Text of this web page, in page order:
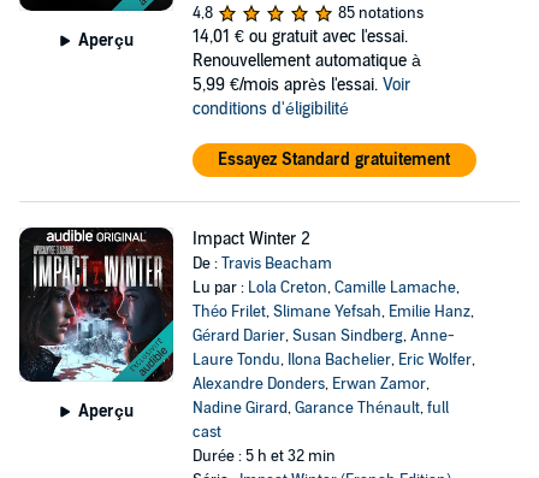
Aperçu
4,8
85 notations
14,01 € ou gratuit avec l'essai.
Renouvellement automatique à
5,99 €/mois après l'essai. Voir
conditions d'éligibilité
Essayez Standard gratuitement
Aperçu
Impact Winter 2
De :Travis Beacham
Lu par : Lola Creton,Camille Lamache,
Théo Frilet,Slimane Yefsah, Emilie Hanz,
Gérard Darier,Susan Sindberg,Anne-
Laure Tondu, Ilona Bachelier, Eric Wolfer,
Alexandre Donders, Erwan Zamor,
Nadine Girard,Garance Thénault,full
cast
Durée : 5 h et 32 min